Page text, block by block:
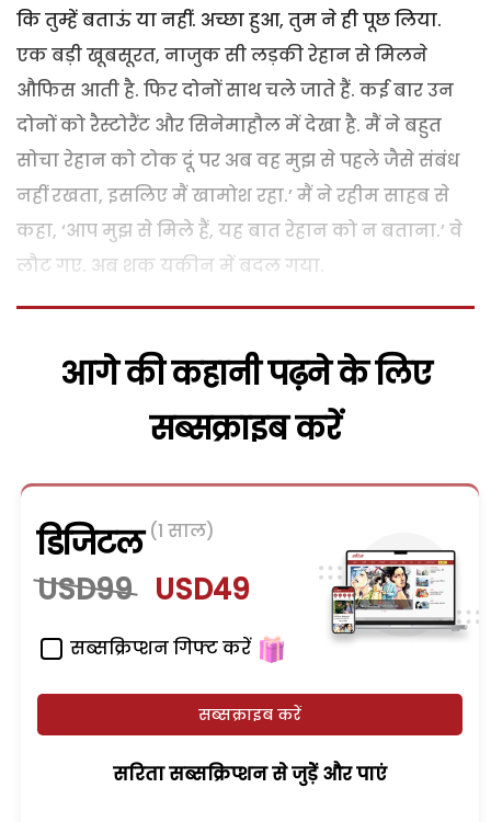
कि तुम्हें बताऊं या नहीं. अच्छा हुआ, तुम ने ही पूछ लिया.
एक बड़ी खूबसूरत, नाजुक सी लड़की रेहान से मिलने
औफिस आती है. फिर दोनों साथ चले जाते हैं. कई बार उन
दोनों को रैस्टोरैंट और सिनेमाहौल में देखा है. मैं ने बहुत
सोचा रेहान को टोक दूं पर अब वह मुझ से पहले जैसे संबंध
नहीं रखता, इसलिए मैं खामोश रहा.’ मैं ने रहीम साहब से
कहा, ‘आप मुझ से मिले हैं, यह बात रेहान को न बताना.’ वे
लौट गए. अब शक यकीन में बदल गया.
आगे की कहानी पढ़ने के लिए
सब्सक्राइब करें
डिजिटल (1 साल)
USD99 USD49
सब्सक्रिप्शन गिफ्ट करें
सब्सक्राइब करें
सरिता सब्सक्रिप्शन से जुड़ेें और पाएं